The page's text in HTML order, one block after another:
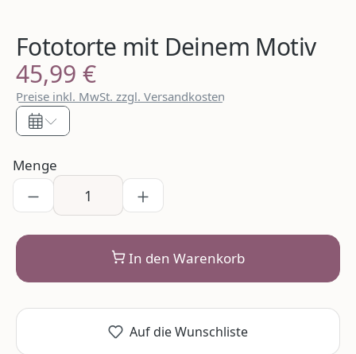
Fototorte mit Deinem Motiv
Regulärer Preis:
45,99 €
Preise inkl. MwSt. zzgl. Versandkosten
Menge
In den Warenkorb
Auf die Wunschliste